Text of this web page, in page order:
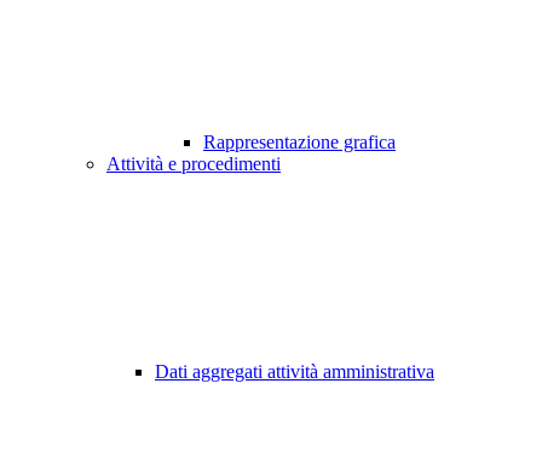
Rappresentazione grafica
Attività e procedimenti
Dati aggregati attività amministrativa